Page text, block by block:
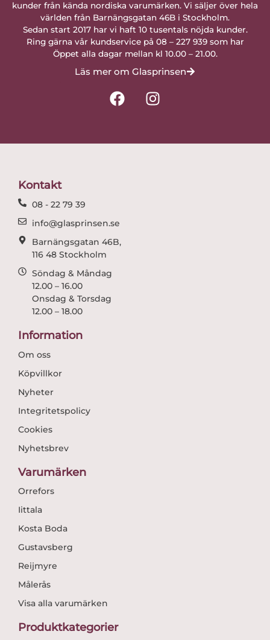
kunder från kända nordiska varumärken. Vi säljer över hela
världen från Barnängsgatan 46B i Stockholm.
Sedan start 2017 har vi haft 10 tusentals nöjda kunder.
Ring gärna vår kundservice på 08 – 227 939 som har
Öppet alla dagar mellan kl 10.00 – 21.00.
Läs mer om Glasprinsen
F
a
I
n
Kontakt
08 - 22 79 39
info@glasprinsen.se
Barnängsgatan 46B,
116 48 Stockholm
Söndag & Måndag
12.00 – 16.00
Onsdag & Torsdag
12.00 – 18.00
Information
Om oss
Köpvillkor
Nyheter
Integritetspolicy
Cookies
Nyhetsbrev
Varumärken
Orrefors
Iittala
Kosta Boda
Gustavsberg
Reijmyre
Målerås
Visa alla varumärken
Produktkategorier